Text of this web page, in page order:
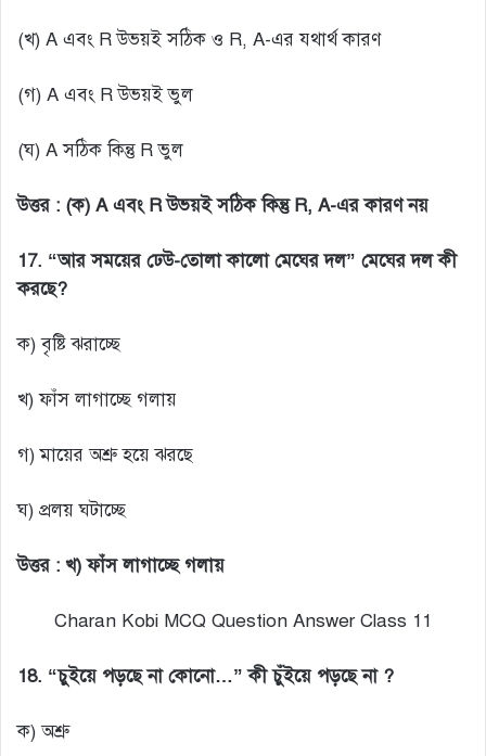
(খ) A এবং R উভয়ই সঠিক ও R, A-এর যথার্থ কারণ
(গ) A এবং R উভয়ই ভুল
(ঘ) A সঠিক কিন্তু R ভুল
উত্তর : (ক) A এবং R উভয়ই সঠিক কিন্তু R, A-এর কারণ নয়
17. “আর সময়ের ঢেউ-তোলা কালো মেঘের দল” মেঘের দল কী
করছে?
ক) বৃষ্টি ঝরাচ্ছে
খ) ফাঁস লাগাচ্ছে গলায়
গ) মায়ের অশ্রু হয়ে ঝরছে
ঘ) প্রলয় ঘটাচ্ছে
উত্তর : খ) ফাঁস লাগাচ্ছে গলায়
Charan Kobi MCQ Question Answer Class 11
18. “চুইয়ে পড়ছে না কোনো…” কী চুঁইয়ে পড়ছে না ?
ক) অশ্রু